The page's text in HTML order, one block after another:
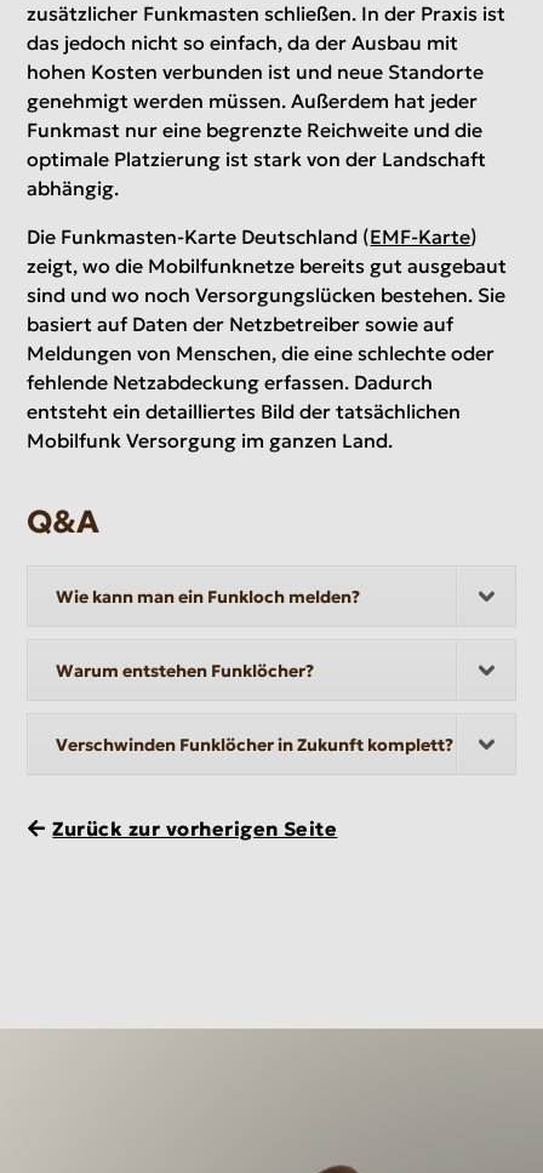
zusätzlicher Funkmasten schließen. In der Praxis ist
das jedoch nicht so einfach, da der Ausbau mit
hohen Kosten verbunden ist und neue Standorte
genehmigt werden müssen. Außerdem hat jeder
Funkmast nur eine begrenzte Reichweite und die
optimale Platzierung ist stark von der Landschaft
abhängig.
Die Funkmasten-Karte Deutschland (EMF-Karte)
zeigt, wo die Mobilfunknetze bereits gut ausgebaut
sind und wo noch Versorgungslücken bestehen. Sie
basiert auf Daten der Netzbetreiber sowie auf
Meldungen von Menschen, die eine schlechte oder
fehlende Netzabdeckung erfassen. Dadurch
entsteht ein detailliertes Bild der tatsächlichen
Mobilfunk Versorgung im ganzen Land.
Q&A
Wie kann man ein Funkloch melden?
Warum entstehen Funklöcher?
Verschwinden Funklöcher in Zukunft komplett?
Zurück zur vorherigen Seite